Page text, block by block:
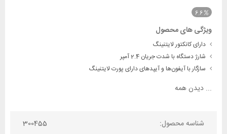
6.6
ویژگی های محصول
دارای کانکتور لایتنینگ
شارژ دستگاه با شدت جریان 2.4 آمپر
سازگار با آیفون‌ها و آیپدهای دارای پورت لایتنینگ
... دیدن همه
شناسه محصول: 300455